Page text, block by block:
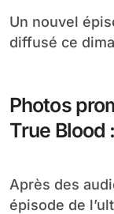
Un nouvel épisode de True Blood vient d’être
diffusé ce
Photos
True Blood
Après des audiences en baisse pour le second
épisode de